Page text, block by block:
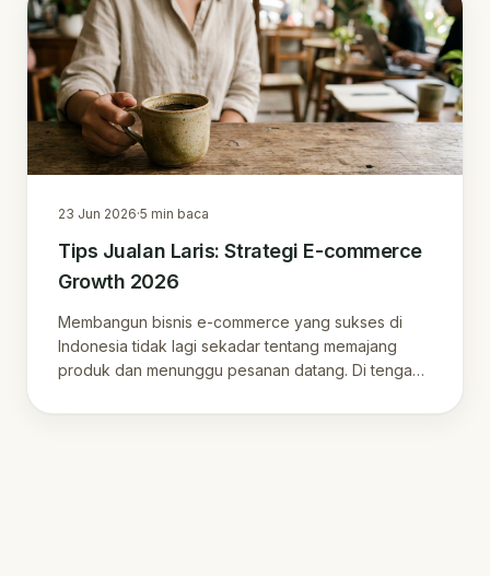
23 Jun 2026·5 min baca
Tips Jualan Laris: Strategi E-commerce
Growth 2026
Membangun bisnis e-commerce yang sukses di
Indonesia tidak lagi sekadar tentang memajang
produk dan menunggu pesanan datang. Di tengah